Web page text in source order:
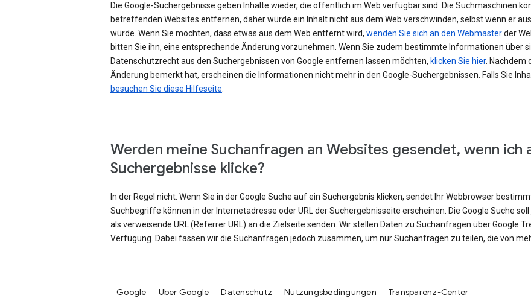
Die Google-Suchergebnisse geben Inhalte wieder, die öffentlich im Web verfügbar sind. Die Suchmaschinen
betreffenden Websites entfernen, daher würde ein Inhalt nicht aus dem Web verschwinden, selbst wenn er
würde. Wenn Sie möchten, dass etwas aus dem Web entfernt wird, wenden Sie sich an den Webmasterder
bitten Sie ihn, eine entsprechende Änderung vorzunehmen. Wenn Sie zudem bestimmte Informationen über
Datenschutzrecht aus den Suchergebnissen von Google entfernen lassen möchten, klicken Sie hier. Nachdem
Änderung bemerkt hat, erscheinen die Informationen nicht mehr in den Google-Suchergebnissen. Falls Sie
besuchen Sie diese Hilfeseite
Werden meine Suchanfragen an Websites gesendet, wenn ich
Suchergebnisse klicke?
In der Regel nicht. Wenn Sie in der Google Suche auf ein Suchergebnis klicken, sendet Ihr Webbrowser
Suchbegriffe können in der Internetadresse oder URL der Suchergebnisseite erscheinen. Die Google Suche
als verweisende URL (Referrer URL) an die Zielseite senden. Wir stellen Daten zu Suchanfragen über Google
Verfügung. Dabei fassen wir die Suchanfragen jedoch zusammen, um nur Suchanfragen zu teilen, die von
Google Über Google Datenschutz Nutzungsbedingungen Transparenz-Center